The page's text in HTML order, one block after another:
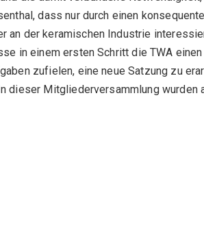
dass nur durch einen
der keramischen Industrie
in einem ersten Schritt die TWA
zufielen, eine neue Satzung zu
dieser Mitgliederversammlung wurden